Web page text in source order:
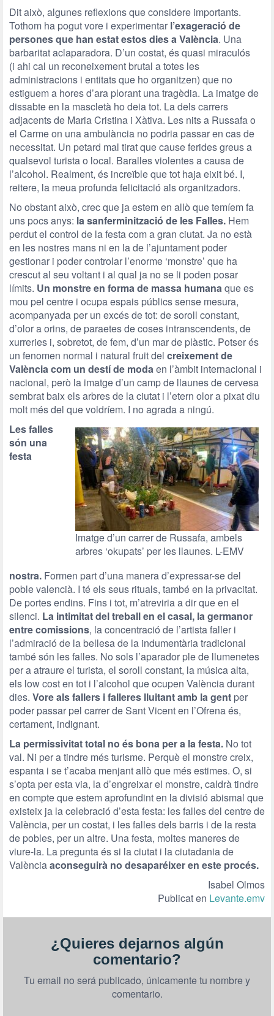
Dit això, algunes reflexions que considere importants.
Tothom ha pogut vore i experimentar l’exageració de
persones que han estat estos dies a València. Una
barbaritat aclaparadora. D’un costat, és quasi miraculós
(i ahi cal un reconeixement brutal a totes les
administracions i entitats que ho organitzen) que no
estiguem a hores d’ara plorant una tragèdia. La imatge de
dissabte en la mascletà ho deia tot. La dels carrers
adjacents de Maria Cristina i Xàtiva. Les nits a Russafa o
el Carme on una ambulància no podria passar en cas de
necessitat. Un petard mal tirat que cause ferides greus a
qualsevol turista o local. Baralles violentes a causa de
l’alcohol. Realment, és increïble que tot haja eixit bé. I,
reitere, la meua profunda felicitació als organitzadors.
No obstant això, crec que ja estem en allò que temíem fa
uns pocs anys: la sanferminització de les Falles. Hem
perdut el control de la festa com a gran ciutat. Ja no està
en les nostres mans ni en la de l’ajuntament poder
gestionar i poder controlar l’enorme ‘monstre’ que ha
crescut al seu voltant i al qual ja no se li poden posar
límits. Un monstre en forma de massa humanaque es
mou pel centre i ocupa espais públics sense mesura,
acompanyada per un excés de tot: de soroll constant,
d’olor a orins, de paraetes de coses intranscendents, de
xurreries i, sobretot, de fem, d’un mar de plàstic. Potser és
un fenomen normal i natural fruit del creixement de
València com un destí de modaen l’àmbit internacional i
nacional, però la imatge d’un camp de llaunes de cervesa
sembrat baix els arbres de la ciutat i l’etern olor a pixat diu
molt més del que voldríem. I no agrada a ningú.
Imatge d’un carrer de Russafa, ambels
arbres ‘okupats’ per les llaunes. L-EMV
Les falles
són una
festa
nostra. Formen part d’una manera d’expressar-se del
poble valencià. I té els seus rituals, també en la privacitat.
De portes endins. Fins i tot, m’atreviria a dir que en el
silenci. La intimitat del treball en el casal, la germanor
entre comissions, la concentració de l’artista faller i
l’admiració de la bellesa de la indumentària tradicional
també són les falles. No sols l’aparador ple de llumenetes
per a atraure el turista, el soroll constant, la música alta,
els low cost en tot i l’alcohol que ocupen València durant
dies. Vore als fallers i falleres lluitant amb la gent per
poder passar pel carrer de Sant Vicent en l’Ofrena és,
certament, indignant.
La permissivitat total no és bona per a la festa. No tot
val. Ni per a tindre més turisme. Perquè el monstre creix,
espanta i se t’acaba menjant allò que més estimes. O, si
s’opta per esta via, la d’engreixar el monstre, caldrà tindre
en compte que estem aprofundint en la divisió abismal que
existeix ja la celebració d’esta festa: les falles del centre de
València, per un costat, i les falles dels barris i de la resta
de pobles, per un altre. Una festa, moltes maneres de
viure-la. La pregunta és si la ciutat i la ciutadania de
Valènciaaconseguirà no desaparéixer en este procés.
Isabel Olmos
Publicat en Levante.emv
¿Quieres dejarnos algún
comentario?
Tu email no será publicado, únicamente tu nombre y
comentario.